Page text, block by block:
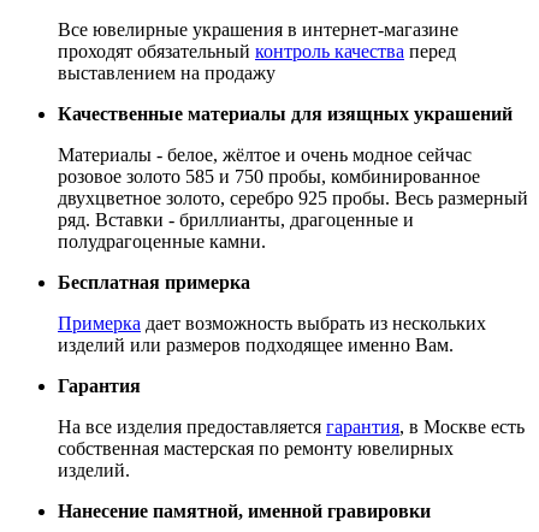
Все ювелирные украшения в интернет-магазине
проходят обязательный контроль качества перед
выставлением на продажу
Качественные материалы для изящных украшений
Материалы - белое, жёлтое и очень модное сейчас
розовое золото 585 и 750 пробы, комбинированное
двухцветное золото, серебро 925 пробы. Весь размерный
ряд. Вставки - бриллианты, драгоценные и
полудрагоценные камни.
Бесплатная примерка
Примерка дает возможность выбрать из нескольких
изделий или размеров подходящее именно Вам.
Гарантия
На все изделия предоставляется гарантия, в Москве есть
собственная мастерская по ремонту ювелирных
изделий.
Нанесение памятной, именной гравировки